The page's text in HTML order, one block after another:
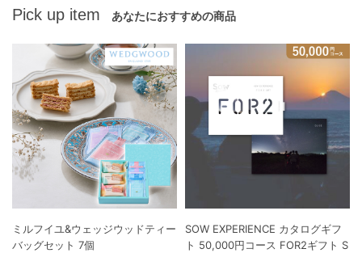
Pick up item あなたにおすすめの商品
ミルフイユ&ウェッジウッドティー
バッグセット 7個
SOW EXPERIENCE カタログギフ
ト 50,000円コース FOR2ギフト S